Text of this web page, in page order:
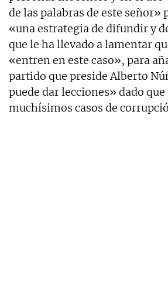
de las palabras de este señor»
«una estrategia de difundir y
que le ha llevado a lamentar
«entren en este caso», para
partido que preside Alberto
puede dar lecciones» dado
muchísimos casos de